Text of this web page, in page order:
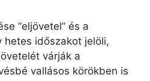
“eljövetel” és a
hetes időszakot jelöli,
várják a
vallásos körökben is